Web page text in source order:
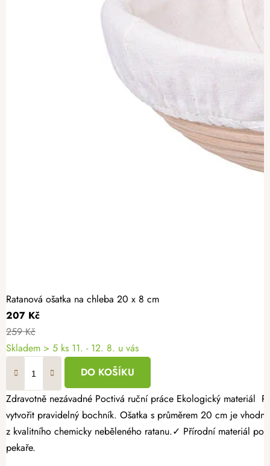
Ratanová ošatka na chleba 20 x 8 cm
207 Kč
259 Kč
Skladem > 5 ks 11. - 12. 8. u vás
DO KOŠÍKU
Zdravotně nezávadné Poctivá ruční práce Ekologický materiál Přírodní ošatka na chleba je ideální pomůckou pro kynutí domácího pečiva. Díky kulatému tvaru podporuje správné kynutí těsta a pomáhá
vytvořit pravidelný bochník. Ošatka s průměrem 20 cm je vhodná pro každodenní domácí pečení. Proč si vybrat ratanovou ošatku na
z kvalitního chemicky neběleného ratanu.✓ Přírodní materiál
pekaře.